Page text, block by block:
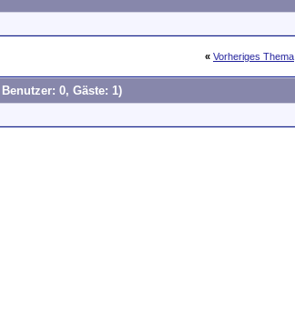
« Vorheriges Thema
0, Gäste: 1)